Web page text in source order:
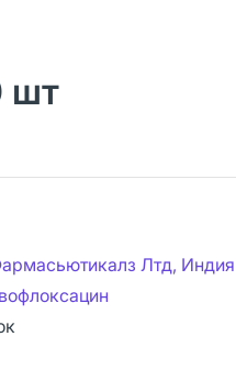
шт
Лтд, Индия